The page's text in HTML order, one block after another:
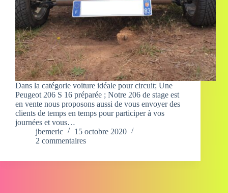
Dans la catégorie voiture idéale pour circuit; Une
Peugeot 206 S 16 préparée ; Notre 206 de stage est
en vente nous proposons aussi de vous envoyer des
clients de temps en temps pour participer à vos
journées et vous…
jbemeric
15 octobre 2020
2 commentaires